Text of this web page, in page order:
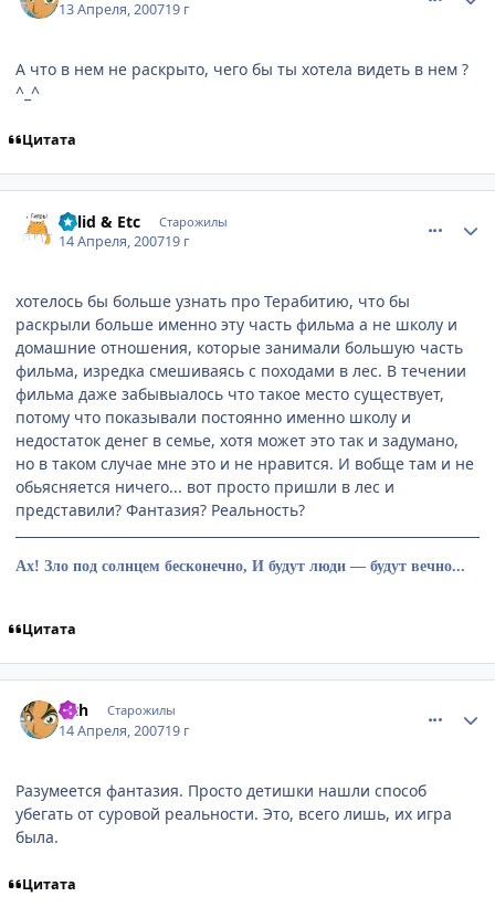
13 Апреля, 200719 г
А что в нем не раскрыто, чего бы ты хотела видеть в нем ?
^_^
Цитата
Solid & Etc Старожилы
14 Апреля, 200719 г
хотелось бы больше узнать про Терабитию, что бы
раскрыли больше именно эту часть фильма а не школу и
домашние отношения, которые занимали большую часть
фильма, изредка смешиваясь с походами в лес. В течении
фильма даже забывыалось что такое место существует,
потому что показывали постоянно именно школу и
недостаток денег в семье, хотя может это так и задумано,
но в таком случае мне это и не нравится. И вобще там и не
обьясняется ничего... вот просто пришли в лес и
представили? Фантазия? Реальность?
Ах! Зло под солнцем бесконечно, И будут люди — будут вечно...
Цитата
Sith Старожилы
14 Апреля, 200719 г
Разумеется фантазия. Просто детишки нашли способ
убегать от суровой реальности. Это, всего лишь, их игра
была.
Цитата